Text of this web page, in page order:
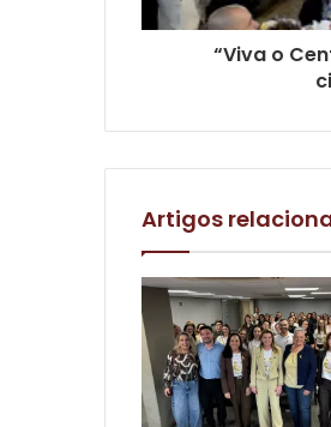
“Viva o
Artigos